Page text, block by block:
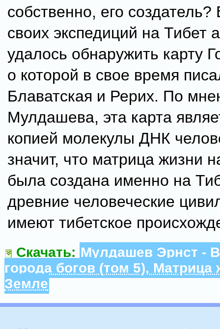
собственно, его
своих экспедиций на Тибет
удалось обнаружить карту
о которой в свое время
Блаватская и Рерих. По
Мулдашева, эта карта
копией молекулы ДНК
значит, что матрица жизни
была создана именно на
древние человеческие
имеют тибетское
Скачать: Мулдашев Эрнст -
города богов (том 5), Матрица
Земле